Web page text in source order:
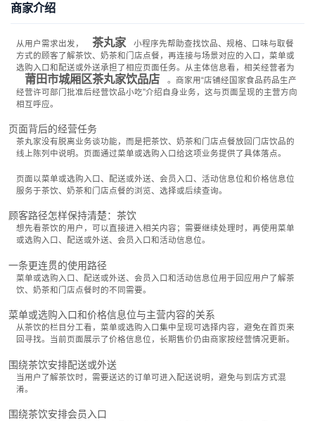
商家介绍
从用户需求出发， 茶丸家
小程序先帮助查找饮品、规格、口味与取餐
方式的顾客了解茶饮、奶茶和门店点餐，再连接与场景对应的入口，菜单或
选购入口和配送或外送承担了相应页面任务。从主体信息看，相关经营者为
莆田市城厢区茶丸家饮品店
。商家用“店铺经国家食品药品生产
经营许可部门批准后经营饮品小吃”介绍自身业务，这与页面呈现的主营方向
相互呼应。
页面背后的经营任务
茶丸家没有脱离业务谈功能，而是把茶饮、奶茶和门店点餐放回门店饮品的
线上陈列中说明。页面通过菜单或选购入口给这项业务提供了具体落点。
页面以菜单或选购入口、配送或外送、会员入口、活动信息位和价格信息位
服务于茶饮、奶茶和门店点餐的浏览、选择或后续查询。
顾客路径怎样保持清楚：茶饮
想先看茶饮的用户，可以直接进入相关内容；需要继续处理时，再使用菜单
或选购入口、配送或外送、会员入口和活动信息位。
一条更连贯的使用路径
菜单或选购入口、配送或外送、会员入口和活动信息位用于回应用户了解茶
饮、奶茶和门店点餐时的不同需要。
菜单或选购入口和价格信息位与主营内容的关系
从茶饮的栏目分工看，菜单或选购入口集中呈现可选择内容，避免在首页来
回寻找。当前页面展示了价格信息位，长期售价仍由商家按经营情况更新。
围绕茶饮安排配送或外送
当用户了解茶饮时，需要送达的订单可进入配送说明，避免与到店方式混
淆。
围绕茶饮安排会员入口